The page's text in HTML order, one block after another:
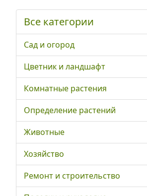
Все категории
Сад и огород
Цветник и ландшафт
Комнатные растения
Определение растений
Животные
Хозяйство
Ремонт и строительство